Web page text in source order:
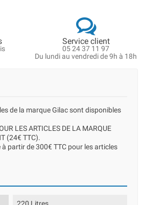
Service client
05 24 37 11 97
Du lundi au vendredi de 9h à 18h
de la marque Gilac sont disponibles
LES ARTICLES DE LA MARQUE
(24€ TTC).
partir de 300€ TTC pour les articles